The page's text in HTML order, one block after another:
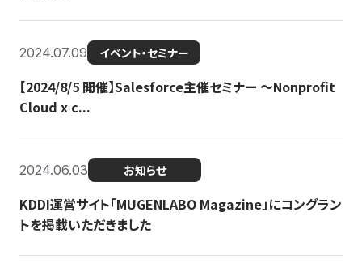
2024.07.09 イベント・セミナー
【2024/8/5 開催】Salesforce主催セミナー 〜Nonprofit
Cloud x c...
2024.06.03 お知らせ
KDDI運営サイト「MUGENLABO Magazine」にコングラン
トを掲載いただきました